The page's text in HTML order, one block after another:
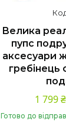
Велика
пупс
аксесуари
гребінець
1 799 ₴
Готово до